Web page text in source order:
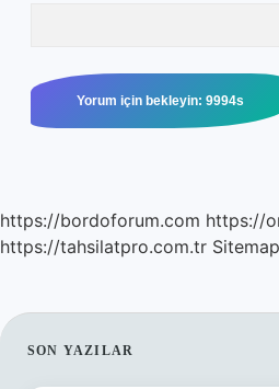
https://bordoforum.com https://
https://tahsilatpro.com.tr Sitemap
SIDEBAR
SON YAZILAR